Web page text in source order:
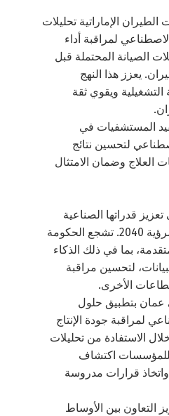
الإماراتية تحليلات
لمراقبة أداء
الصيانة المحتملة قبل
يعزز هذا النهج
التشغيلية ويقوي ثقة
المستشفيات في
لتحسين نتائج
العلاج وضمان الامتثال
قدراتها الصناعية
كجزء من استراتيجيتها لرؤية 2040. تشجع الحكومة
بما في ذلك الذكاء
لتحسين مراقبة
الأخرى.
عمان بتطبيق حلول
لمراقبة جودة الإنتاج
الاستفادة من تحليلات
للمؤسسات اكتشاف
قرارات مدروسة
التعاون بين الأوساط